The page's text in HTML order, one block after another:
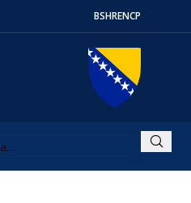
BSHRENСР